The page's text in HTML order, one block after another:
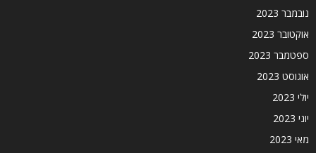
נובמבר 2023
אוקטובר 2023
ספטמבר 2023
אוגוסט 2023
יולי 2023
יוני 2023
מאי 2023